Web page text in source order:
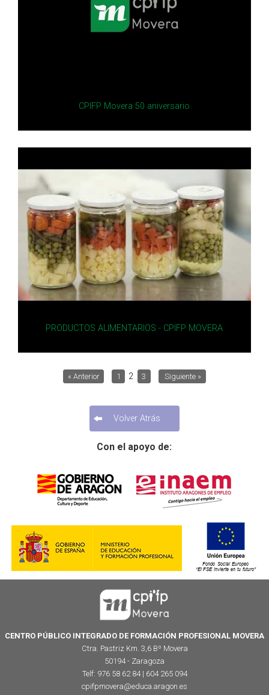
CPIFP Movera 50 aniversario
PRODUCTOS ALIMENTARIOS - CPIFP MOVERA
« Anterior 1 2 3 Siguiente »
Volver Atrás
Con el apoyo de:
CENTRO PÚBLICO INTEGRADO DE FORMACIÓN PROFESIONAL MOVERA
Ctra. Pastriz Km. 3,6 Bº Movera
50194 - Zaragoza
Telf: 976 58 62 84 | 604 265 094
cpifpmovera@educa.aragon.es